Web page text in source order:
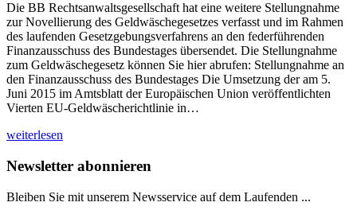
Die BB Rechtsanwaltsgesellschaft hat eine weitere Stellungnahme
zur Novellierung des Geldwäschegesetzes verfasst und im Rahmen
des laufenden Gesetzgebungsverfahrens an den federführenden
Finanzausschuss des Bundestages übersendet. Die Stellungnahme
zum Geldwäschegesetz können Sie hier abrufen: Stellungnahme an
den Finanzausschuss des Bundestages Die Umsetzung der am 5.
Juni 2015 im Amtsblatt der Europäischen Union veröffentlichten
Vierten EU-Geldwäscherichtlinie in…
weiterlesen
Newsletter abonnieren
Bleiben Sie mit unserem Newsservice auf dem Laufenden ...